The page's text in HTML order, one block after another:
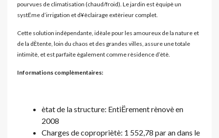
pourvues de climatisation (chaud/froid). Le jardin est èquipè un
systËme d’irrigation et d¥èclairage extèrieur complet.
Cette solution indèpendante, idèale pour les amoureux de la nature et
de la dÈtente, loin du chaos et des grandes villes, assure une totale
intimitè, et est parfaite ègalement comme rèsidence d’ètè.
Informations complèmentaires:
ètat de la structure: EntiËrement rènovè en
2008
Charges de copropriètè: 1 552,78 par an dans le